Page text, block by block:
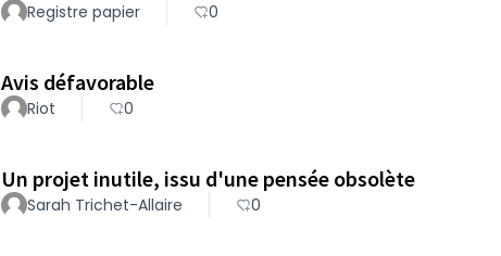
Registre papier 0
Avis défavorable
Riot 0
Un projet inutile, issu d'une pensée obsolète
Sarah Trichet-Allaire 0